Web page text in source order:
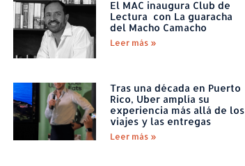
El MAC inaugura Club de
Lectura con La guaracha
del Macho Camacho
Leer más »
Tras una década en Puerto
Rico, Uber amplía su
experiencia más allá de los
viajes y las entregas
Leer más »